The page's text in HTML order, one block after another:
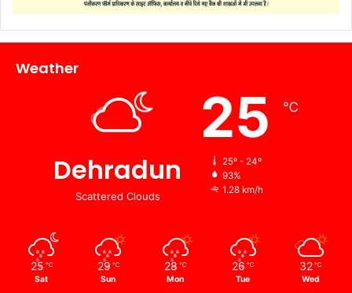
Weather
Dehradun
Scattered Clouds
25 ℃
25º - 24º
93%
1.28 km/h
25 ℃
Sat
29 ℃
Sun
28 ℃
Mon
26 ℃
Tue
32 ℃
Wed